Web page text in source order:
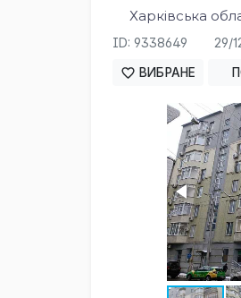
Харківська
ID: 9338649 29/
ВИБРАНЕ